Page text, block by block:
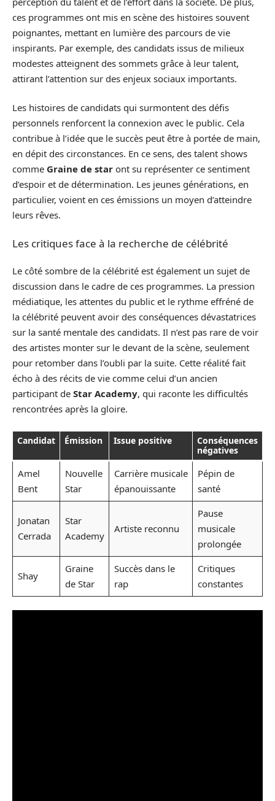
ces programmes ont mis en scène des histoires souvent
poignantes, mettant en lumière des parcours de vie
inspirants. Par exemple, des candidats issus de milieux
modestes atteignent des sommets grâce à leur talent,
attirant l’attention sur des enjeux sociaux importants.
Les histoires de candidats qui surmontent des défis
personnels renforcent la connexion avec le public. Cela
contribue à l’idée que le succès peut être à portée de main,
en dépit des circonstances. En ce sens, des talent shows
comme Graine de star ont su représenter ce sentiment
d’espoir et de détermination. Les jeunes générations, en
particulier, voient en ces émissions un moyen d’atteindre
leurs rêves.
Les critiques face à la recherche de célébrité
Le côté sombre de la célébrité est également un sujet de
discussion dans le cadre de ces programmes. La pression
médiatique, les attentes du public et le rythme effréné de
la célébrité peuvent avoir des conséquences dévastatrices
sur la santé mentale des candidats. Il n’est pas rare de voir
des artistes monter sur le devant de la scène, seulement
pour retomber dans l’oubli par la suite. Cette réalité fait
écho à des récits de vie comme celui d’un ancien
participant de Star Academy, qui raconte les difficultés
rencontrées après la gloire.
Candidat Émission Issue positive
Conséquences
négatives
Amel
Bent
Nouvelle
Star
Carrière musicale
épanouissante
Pépin de
santé
Jonatan
Cerrada
Star
Academy
Artiste reconnu
Pause
musicale
prolongée
Shay
Graine
de Star
Succès dans le
rap
Critiques
constantes